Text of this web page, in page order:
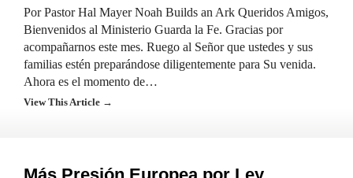
Por Pastor Hal Mayer Noah Builds an Ark Queridos Amigos,
Bienvenidos al Ministerio Guarda la Fe. Gracias por
acompañarnos este mes. Ruego al Señor que ustedes y sus
familias estén preparándose diligentemente para Su venida.
Ahora es el momento de…
View This Article →